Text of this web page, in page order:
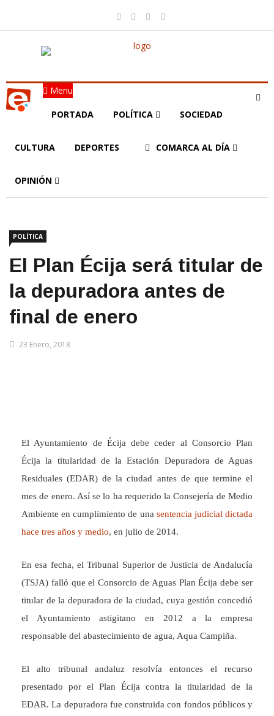
Menu
PORTADA POLÍTICA SOCIEDAD
CULTURA DEPORTES COMARCA AL DÍA
OPINIÓN
POLÍTICA
El Plan Écija será titular de
la depuradora antes de
final de enero
23 Enero, 2018
El Ayuntamiento de Écija debe ceder al Consorcio Plan
Écija la titularidad de la Estación Depuradora de Aguas
Residuales (EDAR) de la ciudad antes de que termine el
mes de enero. Así se lo ha requerido la Consejería de Medio
Ambiente en cumplimiento de una sentencia judicial dictada
hace tres años y medio, en julio de 2014.
En esa fecha, el Tribunal Superior de Justicia de Andalucía
(TSJA) falló que el Consorcio de Aguas Plan Écija debe ser
titular de la depuradora de la ciudad, cuya gestión concedió
el Ayuntamiento astigitano en 2012 a la empresa
responsable del abastecimiento de agua, Aqua Campiña.
El alto tribunal andaluz resolvía entonces el recurso
presentado por el Plan Écija contra la titularidad de la
EDAR. La depuradora fue construida con fondos públicos y